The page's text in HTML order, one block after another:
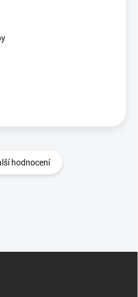
hodnocení